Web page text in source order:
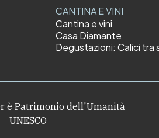
CANTINA E VINI
Cantina e vini
Casa Diamante
Degustazioni: Calici tra
è Patrimonio dell'Umanità
UNESCO